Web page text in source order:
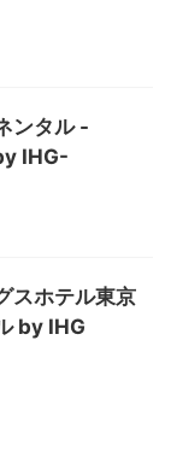
ンタル -
IHG-
スホテル東京
by IHG